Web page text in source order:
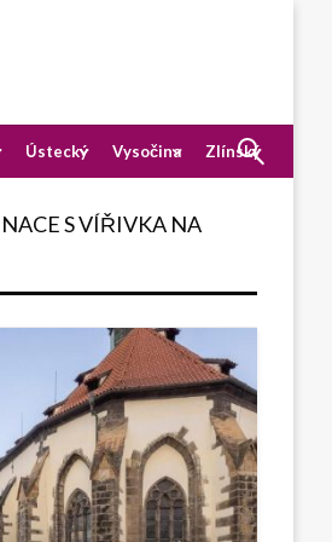
Ústecký Vysočina Zlínský
S VÍŘIVKA NA